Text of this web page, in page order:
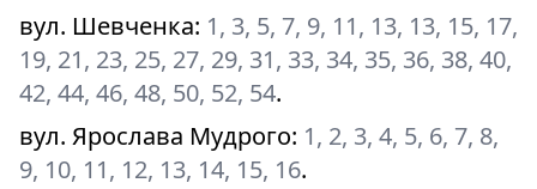
вул. Шевченка: 1, 3, 5, 7, 9, 11, 13, 13, 15, 17,
19, 21, 23, 25, 27, 29, 31, 33, 34, 35, 36, 38, 40,
42, 44, 46, 48, 50, 52, 54.
вул. Ярослава Мудрого: 1, 2, 3, 4, 5, 6, 7, 8,
9, 10, 11, 12, 13, 14, 15, 16.